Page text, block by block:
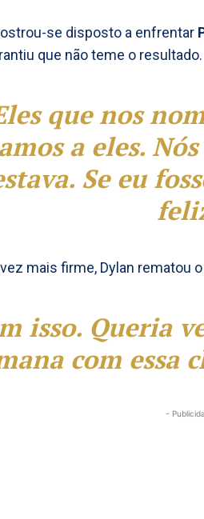
se disposto a enfrentar
que não teme o resultado.
que nos
a eles.
Se eu
mais firme, Dylan rematou
isso. Queria
com essa
-